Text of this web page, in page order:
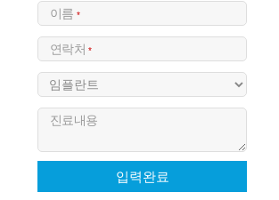
이름 *
연락처*
진료내용
입력완료